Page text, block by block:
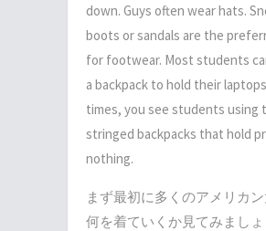
down. Guys often wear hats.
boots or sandals are the
for footwear. Most students
a backpack to hold their
times, you see students using
stringed backpacks that hold
nothing.
まず最初に多くのアメリカ
何を着ていくか見てみまし